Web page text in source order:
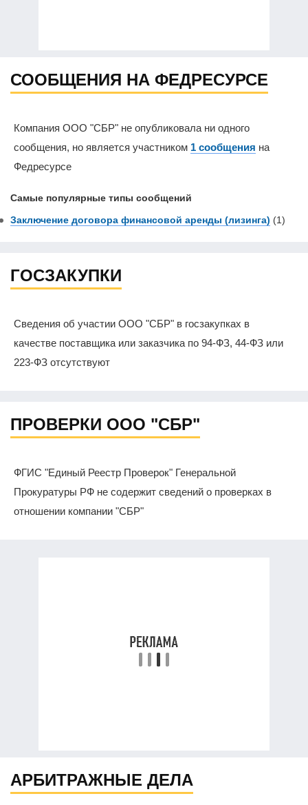
СООБЩЕНИЯ НА ФЕДРЕСУРСЕ
Компания ООО "СБР" не опубликовала ни одного
сообщения, но является участником 1 сообщения на
Федресурсе
Самые популярные типы сообщений
Заключение договора финансовой аренды (лизинга) (1)
ГОСЗАКУПКИ
Сведения об участии ООО "СБР" в госзакупках в
качестве поставщика или заказчика по 94-ФЗ, 44-ФЗ или
223-ФЗ отсутствуют
ПРОВЕРКИ ООО "СБР"
ФГИС "Единый Реестр Проверок" Генеральной
Прокуратуры РФ не содержит сведений о проверках в
отношении компании "СБР"
АРБИТРАЖНЫЕ ДЕЛА